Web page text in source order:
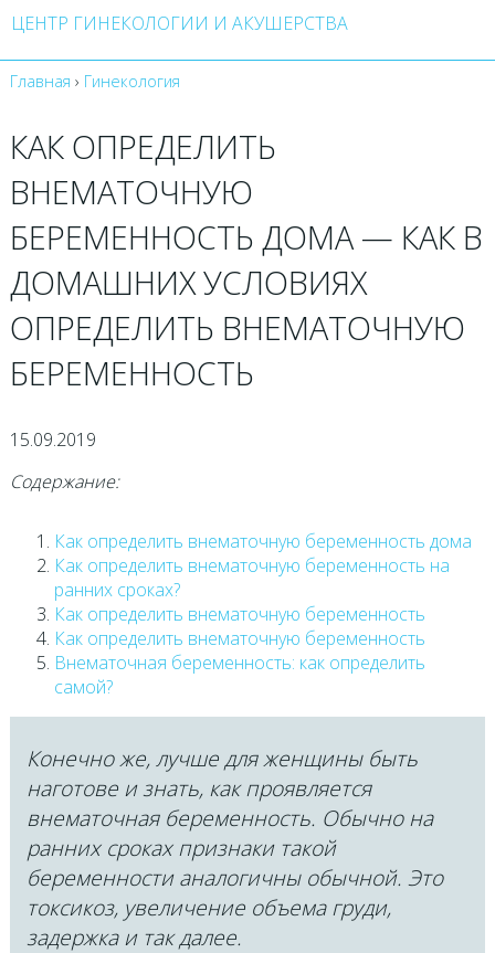
ЦЕНТР ГИНЕКОЛОГИИ И АКУШЕРСТВА
Главная › Гинекология
КАК ОПРЕДЕЛИТЬ
ВНЕМАТОЧНУЮ
БЕРЕМЕННОСТЬ ДОМА — КАК В
ДОМАШНИХ УСЛОВИЯХ
ОПРЕДЕЛИТЬ ВНЕМАТОЧНУЮ
БЕРЕМЕННОСТЬ
15.09.2019
Содержание:
Как определить внематочную беременность дома
Как определить внематочную беременность на
ранних сроках?
Как определить внематочную беременность
Как определить внематочную беременность
Внематочная беременность: как определить
самой?
Конечно же, лучше для женщины быть
наготове и знать, как проявляется
внематочная беременность. Обычно на
ранних сроках признаки такой
беременности аналогичны обычной. Это
токсикоз, увеличение объема груди,
задержка и так далее.